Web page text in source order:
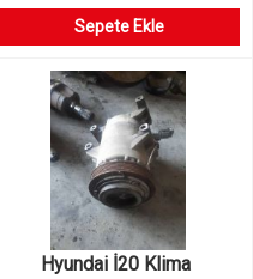
Sepete Ekle
Hyundai İ20 Klima